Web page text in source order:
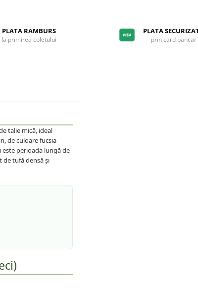
PLATA RAMBURS
la primirea coletului
PLATA
prin card bancar
talie mică, ideal
de culoare fucsia-
perioada lungă de
de tufă densă și